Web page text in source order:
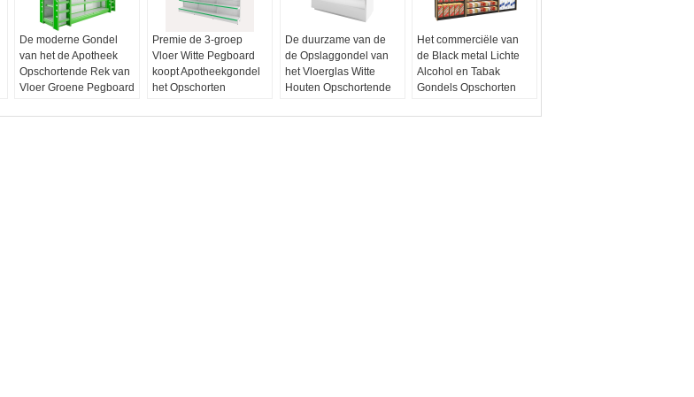
De moderne Gondel
van het de Apotheek
Opschortende Rek van
Vloer Groene Pegboard
aangepast
Premie de 3-groep
Vloer Witte Pegboard
koopt Apotheekgondel
het Opschorten
De duurzame van de
de Opslaggondel van
het Vloerglas Witte
Houten Opschortende
Het commerciële van
de Black metal Lichte
Alcohol en Tabak
Gondels Opschorten